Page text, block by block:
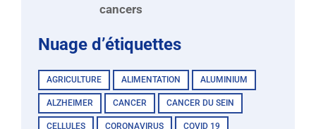
cancers
Nuage d’étiquettes
AGRICULTURE ALIMENTATION ALUMINIUM
ALZHEIMER CANCER CANCER DU SEIN
CELLULES CORONAVIRUS COVID 19